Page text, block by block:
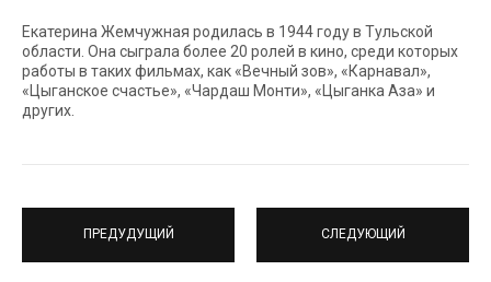
Екатерина Жемчужная родилась в 1944 году в Тульской
области. Она сыграла более 20 ролей в кино, среди которых
работы в таких фильмах, как «Вечный зов», «Карнавал»,
«Цыганское счастье», «Чардаш Монти», «Цыганка Аза» и
других.
ПРЕДУДУЩИЙ СЛЕДУЮЩИЙ